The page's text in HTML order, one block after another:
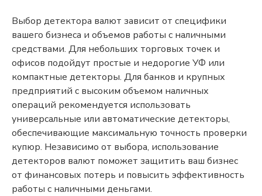
Выбор детектора валют зависит от специфики
вашего бизнеса и объемов работы с наличными
средствами. Для небольших торговых точек и
офисов подойдут простые и недорогие УФ или
компактные детекторы. Для банков и крупных
предприятий с высоким объемом наличных
операций рекомендуется использовать
универсальные или автоматические детекторы,
обеспечивающие максимальную точность проверки
купюр. Независимо от выбора, использование
детекторов валют поможет защитить ваш бизнес
от финансовых потерь и повысить эффективность
работы с наличными деньгами.